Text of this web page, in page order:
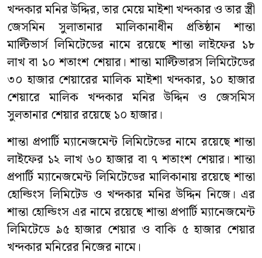
খন্দকার মনির উদ্দির, তার মেয়ে মাইশা খন্দকার ও তার স্ত্রী
জেসমিন সুলাতানার মালিকানাধীন প্রতিষ্ঠান শান্তা
মাল্টিভার্স লিমিটেডের নামে রয়েছে শান্তা লাইফের ১৮
লাখ বা ১০ শতাংশ শেয়ার। শান্তা মাল্টিভারস লিমিটেডের
৩০ হাজার শেয়ারের মালিক মাইশা খন্দকার, ১০ হাজার
শেয়ারে মালিক খন্দকার মনির উদ্দিন ও জেসমিস
সুলতানার শেয়ার রয়েছে ১০ হাজার।
শান্তা প্রপার্টি ম্যানেজমেন্ট লিমিটেডের নামে রয়েছে শান্তা
লাইফের ১২ লাখ ৬০ হাজার বা ৭ শতাংশ শেয়ার। শান্তা
প্রপার্টি ম্যানেজমেন্ট লিমিটেডের মালিকানায় রয়েছে শান্তা
হোল্ডিংস লিমিটেড ও খন্দকার মনির উদ্দিন নিজে। এর
শান্তা হোল্ডিংস এর নামে রয়েছে শান্তা প্রপার্টি ম্যানেজমেন্ট
লিমিটেডে ৯৫ হাজার শেয়ার ও বাকি ৫ হাজার শেয়ার
খন্দকার মনিরের নিজের নামে।